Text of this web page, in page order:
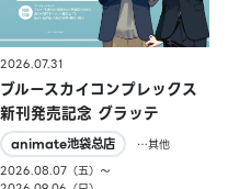
2026.07.31
ブルースカイコンプレックス
新刊発売記念 グラッテ
animate池袋总店
…其他
2026.08.07（五）〜